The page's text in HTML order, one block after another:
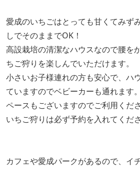
愛成のいちごはとっても甘くてみず
しでそのままでOK！
高設栽培の清潔なハウスなので腰を
ちご狩りを楽しんでいただけます。
小さいお子様連れの方も安心で、ハ
ていますのでベビーカーも通れます
ペースもございますのでご利用くださ
いちご狩りは必ず予約を入れてくださ
カフェや愛成パークがあるので、イ